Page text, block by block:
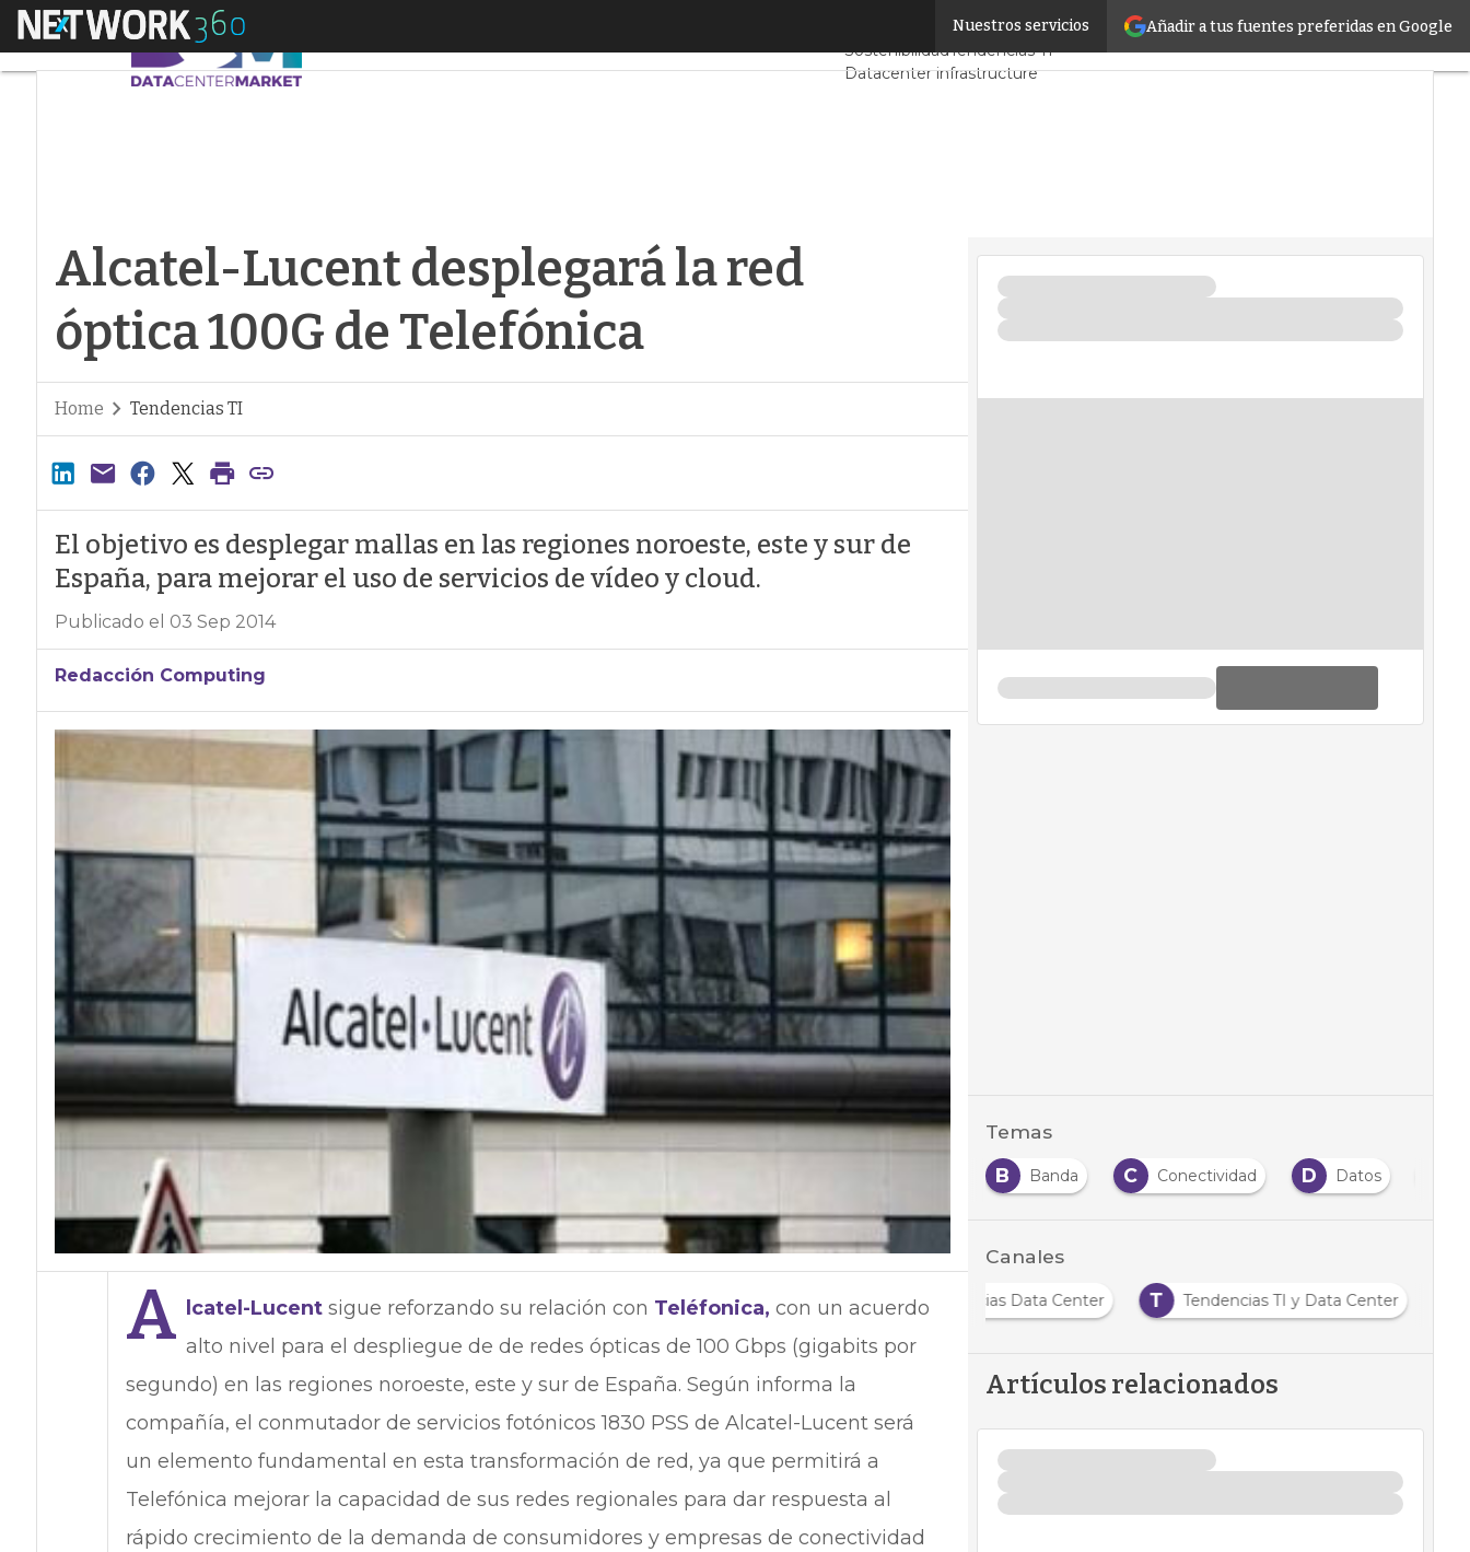
Añadir a tus fuentes preferidas en Google
Nuestros servicios
Menú Servidores CPD y MercadoProyectos
SostenibilidadTendencias TI
Datacenter infrastructure
Alcatel-Lucent desplegará la red
óptica 100G de Telefónica
Home Tendencias TI
El objetivo es desplegar mallas en las regiones noroeste, este y sur de
España, para mejorar el uso de servicios de vídeo y cloud.
Publicado el 03 Sep 2014
Redacción Computing
A lcatel-Lucent sigue reforzando su relación con Teléfonica, con un acuerdo
alto nivel para el despliegue de de redes ópticas de 100 Gbps (gigabits por
segundo) en las regiones noroeste, este y sur de España. Según informa la
compañía, el conmutador de servicios fotónicos 1830 PSS de Alcatel-Lucent será
un elemento fundamental en esta transformación de red, ya que permitirá a
Telefónica mejorar la capacidad de sus redes regionales para dar respuesta al
rápido crecimiento de la demanda de consumidores y empresas de conectividad
Temas
B Banda C Conectividad D Datos
Canales
N
Noticias Data Center T Tendencias TI y Data Center
Artículos relacionados